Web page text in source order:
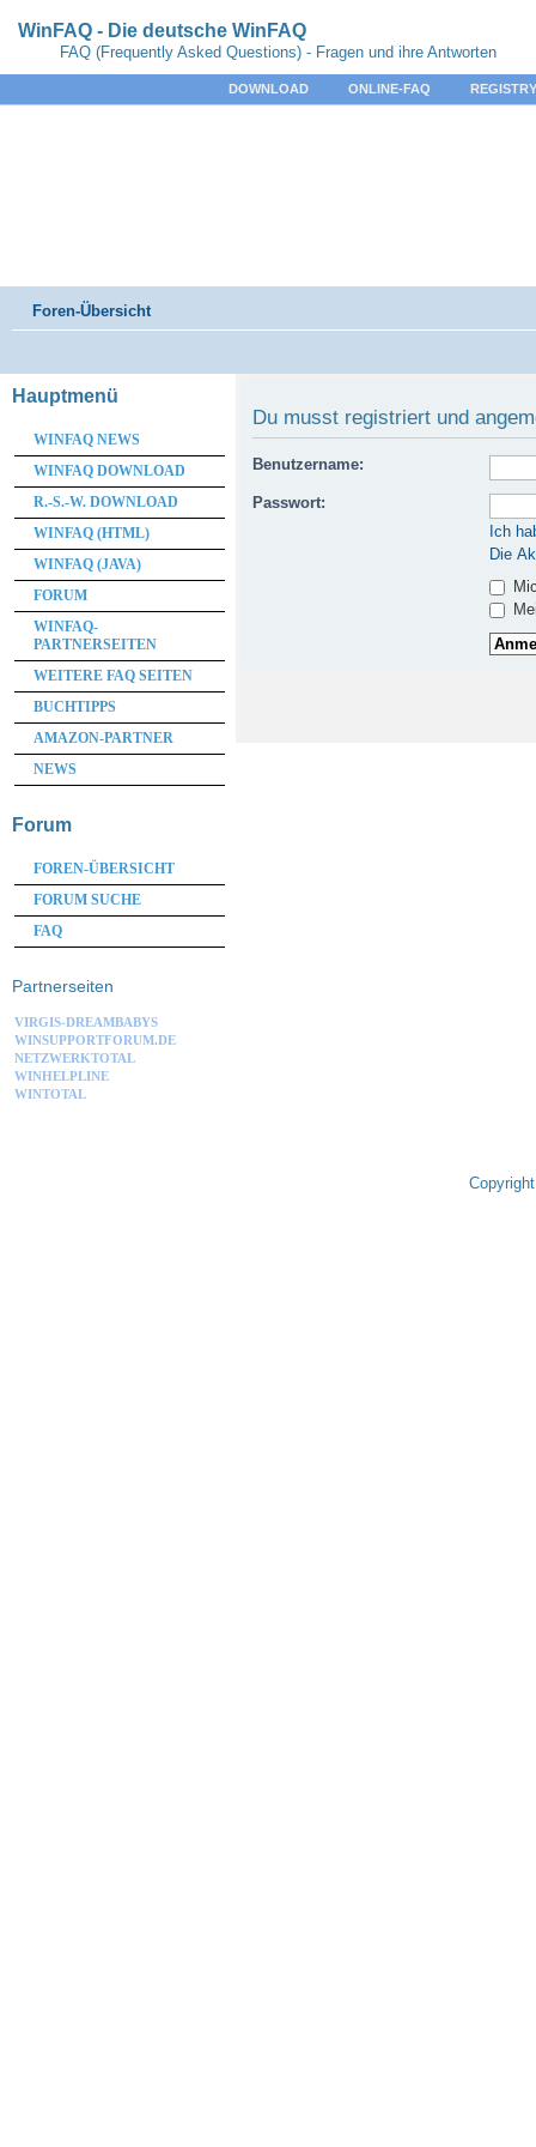
WinFAQ - Die deutsche WinFAQ
FAQ (Frequently Asked Questions) - Fragen und ihre Antworten
DOWNLOAD ONLINE-FAQ
Foren-Übersicht
Du musst registriert und
Benutzername:
Passwort:
Ich
Die
Hauptmenü
WINFAQ NEWS
WINFAQ DOWNLOAD
R.-S.-W. DOWNLOAD
WINFAQ (HTML)
WINFAQ (JAVA)
FORUM
WINFAQ-
PARTNERSEITEN
WEITERE FAQ SEITEN
BUCHTIPPS
AMAZON-PARTNER
NEWS
Forum
FOREN-ÜBERSICHT
FORUM SUCHE
FAQ
Partnerseiten
VIRGIS-DREAMBABYS
WINSUPPORTFORUM.DE
NETZWERKTOTAL
WINHELPLINE
WINTOTAL